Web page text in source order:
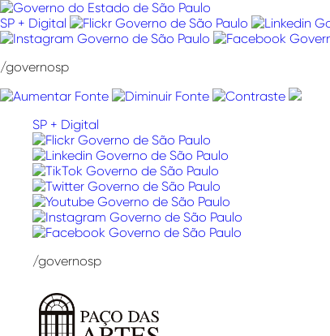
Pular
para
o
SP + Digital
/governosp
SP + Digital
/governosp